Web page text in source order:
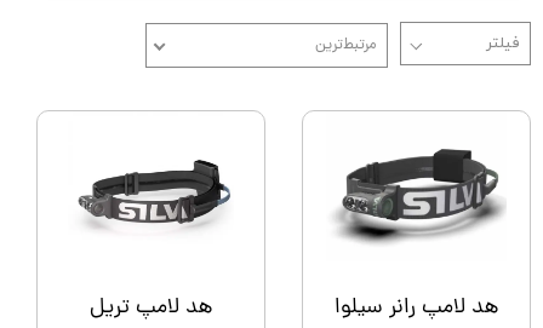
مرتبط‌ترین
هد لامپ رانر سیلوا
هد لامپ تریل